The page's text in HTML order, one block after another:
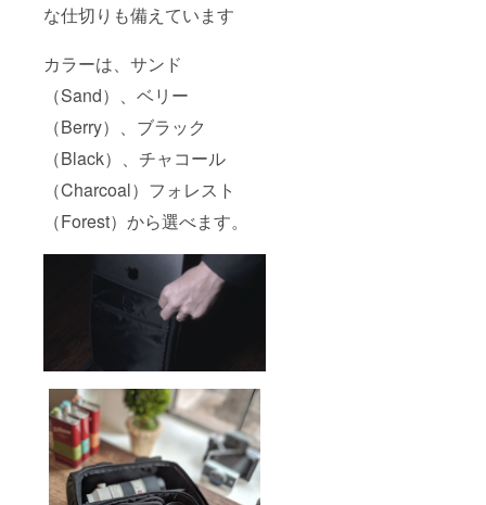
な仕切りも備えています
カラーは、サンド
（Sand）、ベリー
（Berry）、ブラック
（Black）、チャコール
（Charcoal）フォレスト
（Forest）から選べます。